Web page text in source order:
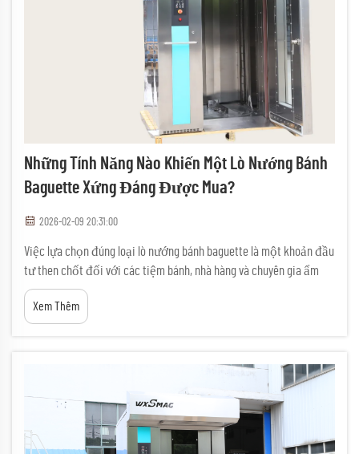
Những Tính Năng Nào Khiến Một Lò Nướng Bánh
Baguette Xứng Đáng Được Mua?
2026-02-09 20:31:00
Việc lựa chọn đúng loại lò nướng bánh baguette là một khoản đầu
tư then chốt đối với các tiệm bánh, nhà hàng và chuyên gia ẩm
thực đặt trọng tâm vào quy trình sản xuất bánh mì Pháp chính
thống. Những đặc điểm nổi bật của một lò nướng bánh baguette
cao cấp vượt xa hơn nhiều so với…
Xem Thêm